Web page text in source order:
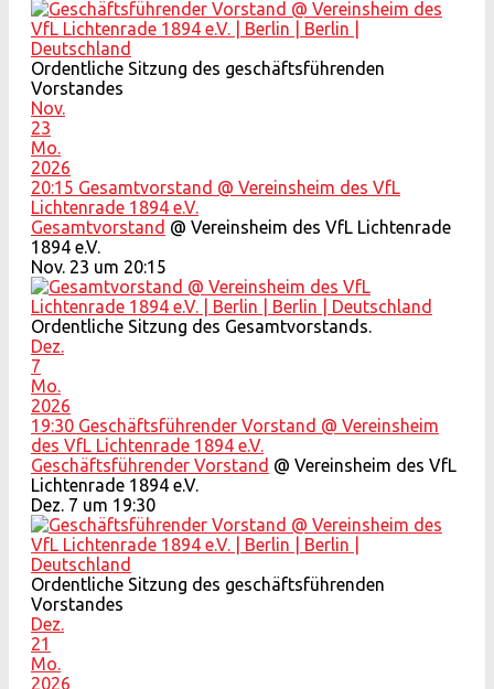
Ordentliche Sitzung des geschäftsführenden
Vorstandes
Nov.
23
Mo.
2026
20:15 Gesamtvorstand @ Vereinsheim des VfL
Lichtenrade 1894 e.V.
Gesamtvorstand @ Vereinsheim des VfL Lichtenrade
1894 e.V.
Nov. 23 um 20:15
Ordentliche Sitzung des Gesamtvorstands.
Dez.
7
Mo.
2026
19:30 Geschäftsführender Vorstand @ Vereinsheim
des VfL Lichtenrade 1894 e.V.
Geschäftsführender Vorstand @ Vereinsheim des VfL
Lichtenrade 1894 e.V.
Dez. 7 um 19:30
Ordentliche Sitzung des geschäftsführenden
Vorstandes
Dez.
21
Mo.
2026